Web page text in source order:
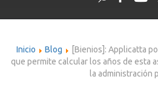
Inicio Blog
[Bienios]: Applicatta
que permite calcular los años de esta
la administración